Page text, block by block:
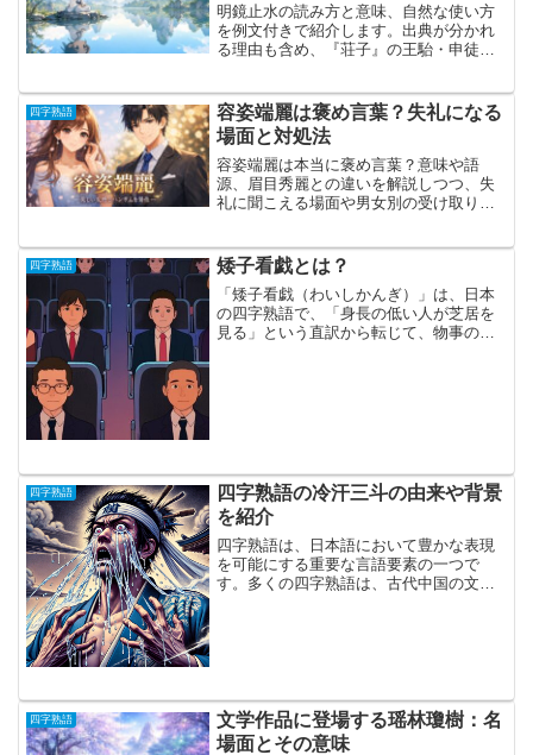
明鏡止水の読み方と意味、自然な使い方
を例文付きで紹介します。出典が分かれ
る理由も含め、『荘子』の王駘・申徒嘉
やすく解説します。
四字熟語
容姿端麗は褒め言葉？失礼になる
場面と対処法
容姿端麗は本当に褒め言葉？意味や語
源、眉目秀麗との違いを解説しつつ、失
礼に聞こえる場面や男女別の受け取り
四字熟語 矮子看戯とは？
「矮子看戯（わいしかんぎ）」は、日本
の四字熟語で、「身長の低い人が芝居を
見る」という直訳から転じて、物事の本
四字熟語
四字熟語の冷汗三斗の由来や背景
を紹介
四字熟語は、日本語において豊かな表現
を可能にする重要な言語要素の一つで
す。多くの四字熟語は、古代中国の文献
四字熟語
文学作品に登場する瑶林瓊樹：名
場面とその意味